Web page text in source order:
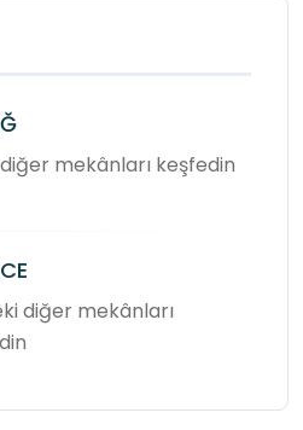
mekânları keşfedin
diğer mekânları